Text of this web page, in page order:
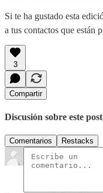
Si te ha gustado esta
a tus contactos que están
3
Compartir
Discusión sobre este post
Comentarios Restacks